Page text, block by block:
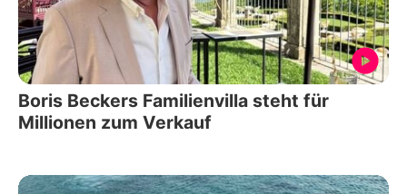
Boris Beckers Familienvilla steht für
Millionen zum Verkauf